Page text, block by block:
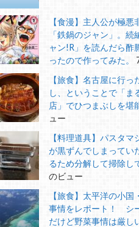
【食漫】主人公が極
「鉄鍋のジャン」。続
ャン!R」を読んだら酢
ったので作ってみた。
【旅食】名古屋に行っ
し、ということで「ま
店」でひつまぶしを堪
ュー
【料理道具】パスタ
が黒ずんでしまってい
るため分解して掃除し
のビュー
【旅食】太平洋の小国
事情をレポート！ シ
だけど野菜事情は厳し